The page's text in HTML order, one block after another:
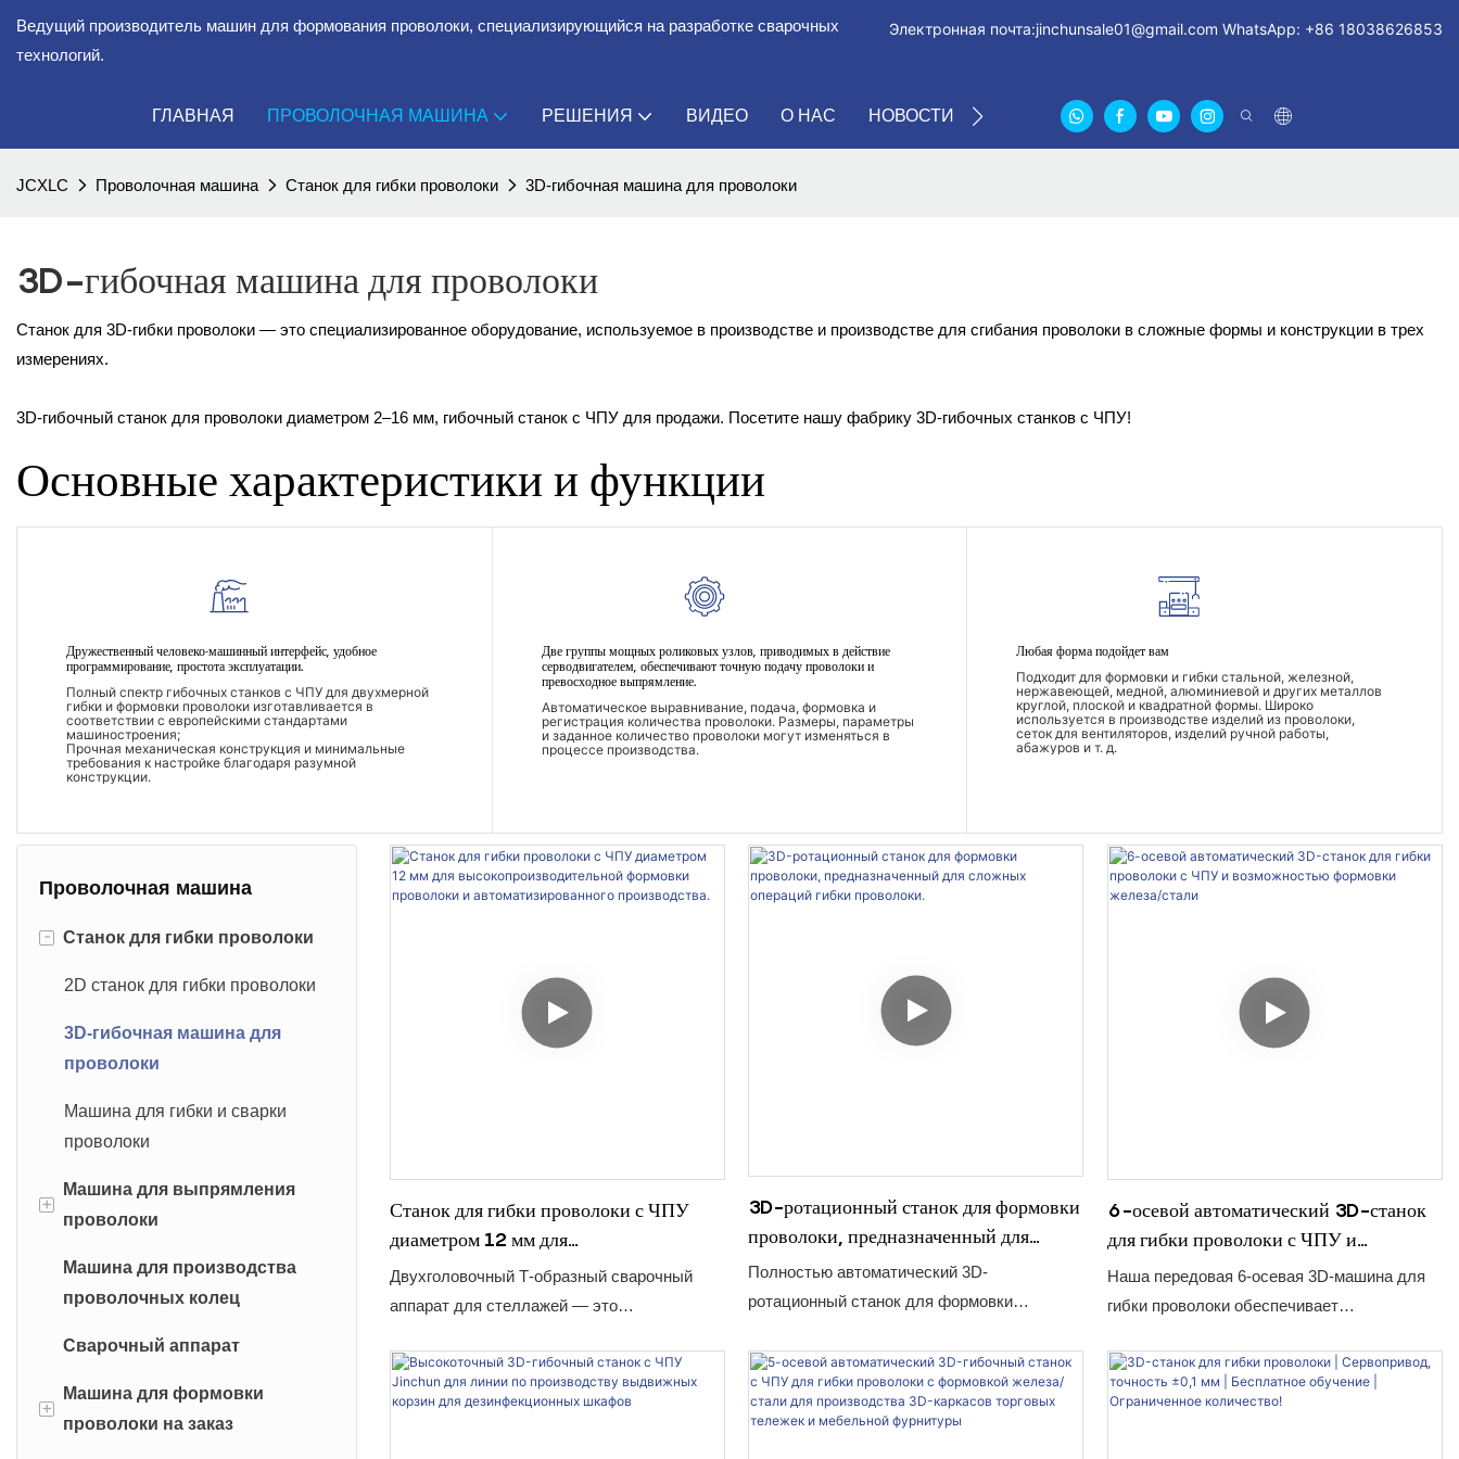
Ведущий производитель машин для формования проволоки, специализирующийся на разработке сварочных
технологий.
Электронная почта:jinchunsale01@gmail.com WhatsApp: +86 18038626853
ГЛАВНАЯ ПРОВОЛОЧНАЯ МАШИНА РЕШЕНИЯ ВИДЕО О НАС НОВОСТИ СВЯЖИТЕСЬ С НАМИ О НАС СЕРТИФИКАТЫ
JCXLC Проволочная машина Станок для гибки проволоки 3D-гибочная машина для проволоки
3D-гибочная машина для проволоки
Станок для 3D-гибки проволоки — это специализированное оборудование, используемое в производстве и производстве для сгибания проволоки в сложные формы и конструкции в трех
измерениях.
3D-гибочный станок для проволоки диаметром 2–16 мм, гибочный станок с ЧПУ для продажи. Посетите нашу фабрику 3D-гибочных станков с ЧПУ!
Основные характеристики и функции
Дружественный человеко-машинный интерфейс, удобное
программирование, простота эксплуатации.
Полный спектр гибочных станков с ЧПУ для двухмерной
гибки и формовки проволоки изготавливается в
соответствии с европейскими стандартами
машиностроения;
Прочная механическая конструкция и минимальные
требования к настройке благодаря разумной
конструкции.
Две группы мощных роликовых узлов, приводимых в действие
серводвигателем, обеспечивают точную подачу проволоки и
превосходное выпрямление.
Автоматическое выравнивание, подача, формовка и
регистрация количества проволоки. Размеры, параметры
и заданное количество проволоки могут изменяться в
процессе производства.
Любая форма подойдет вам
Подходит для формовки и гибки стальной, железной,
нержавеющей, медной, алюминиевой и других металлов
круглой, плоской и квадратной формы. Широко
используется в производстве изделий из проволоки,
сеток для вентиляторов, изделий ручной работы,
абажуров и т. д.
Проволочная машина
- Станок для гибки проволоки
2D станок для гибки проволоки
3D-гибочная машина для
проволоки
Машина для гибки и сварки
проволоки
+
Машина для выпрямления
проволоки
Правильная машина с
фиксированным разрезом
Правильная машина с
Правильная машина для
Машина для производства
проволочных колец
Сварочный аппарат
+
Машина для формовки
проволоки на заказ
Станок для гибки проволоки с ЧПУ
диаметром 12 мм для
высокопроизводительной формовки
проволоки и автоматизированного
Двухголовочный Т-образный сварочный
аппарат для стеллажей — это
сварочное решение, специально
разработанное для производства
3D-ротационный станок для формовки
проволоки, предназначенный для
сложных операций гибки проволоки.
Полностью автоматический 3D-
ротационный станок для формовки
оборудование; это комплексное решение
для производителей, стремящихся к
повышению производительности, точности
6-осевой автоматический 3D-станок
для гибки проволоки с ЧПУ и
возможностью формовки железа/стали
Наша передовая 6-осевая 3D-машина для
гибки проволоки обеспечивает
создании сложных форм проволоки за одну
установку. Оцените настоящую